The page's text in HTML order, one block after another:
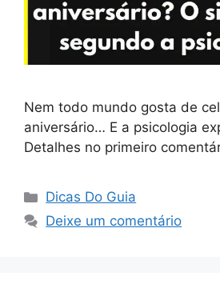
Nem todo mundo gosta de
aniversário… E a psicologia
Detalhes no primeiro
Categorias
Dicas Do Guia
Deixe um comentário